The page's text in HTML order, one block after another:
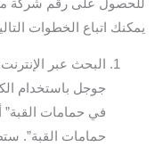
للحصول على رقم شركة
يمكنك اتباع الخطوات
البحث عبر
جوجل باستخدام
في حمامات
حمامات القبة”.